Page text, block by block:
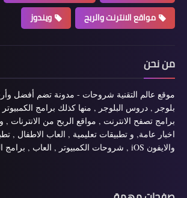
مواقع الانترنت والربح
ويندوز
من نحن
موقع عالم التقنية شروحات - مدونة تضم أفضل
بلوجر , دروس البلوجر , منها كذلك برامج
برامج تصفح الانترنت , مواقع الربح من
اخبار عامة, و تطبيقات تعليمية , العاب الاطفال ,
والايفون iOS , شروحات الكمبيوتر , العاب , برامج الحماية والعديد...